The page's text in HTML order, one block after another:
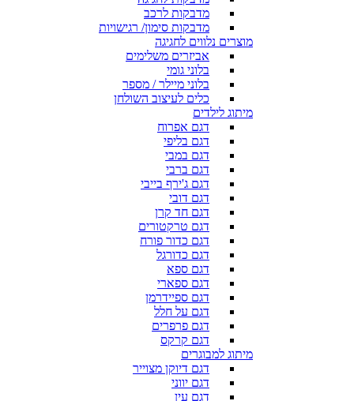
מדבקות לרכב
מדבקות סימון/ רגישויות
מוצרים נלווים לחגיגה
אביזרים משלימים
בלוני גומי
בלוני מיילר / מספר
כלים לעיצוב השולחן
מיתוג לילדים
דגם אפרוח
דגם בליפי
דגם במבי
דגם ברבי
דגם ג'ירף בייבי
דגם דובי
דגם חד קרן
דגם טרקטורים
דגם כדור פורח
דגם כדורגל
דגם ספא
דגם ספארי
דגם ספיידרמן
דגם על חלל
דגם פרפרים
דגם קרקס
מיתוג למבוגרים
דגם דיוקן מצוייר
דגם יווני
דגם עין